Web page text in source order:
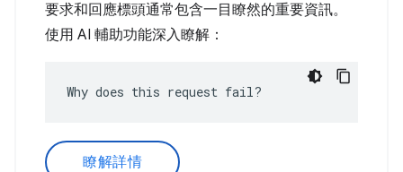
要求和回應標頭通常包含一目瞭然的重要資訊。
使用 AI 輔助功能深入瞭解：
Why does this request fail?
瞭解詳情